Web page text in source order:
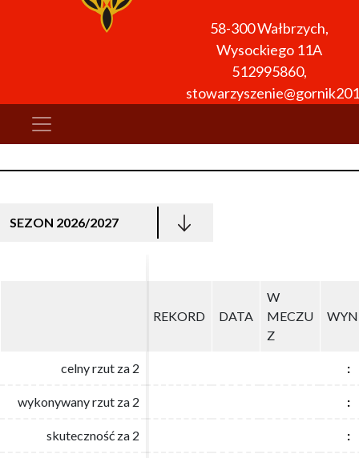
58-300Wałbrzych,
Wysockiego 11A
512995860,
SEZON 2026/2027
REKORD DATA
W
MECZU
Z
celny rzut za 2 :
wykonywany rzut za 2 :
skuteczność za 2 :
REKORD DATA
W
MECZU
Z
celny rzut za 2 :
wykonywany rzut za 2 :
skuteczność za 2 :